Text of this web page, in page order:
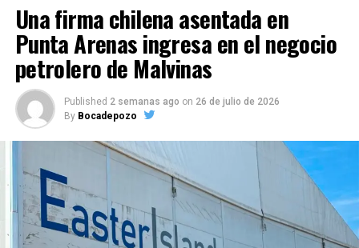
Una firma chilena asentada en
Punta Arenas ingresa en el negocio
petrolero de Malvinas
Published 2 semanas ago on 26 de julio de 2026
By Bocadepozo